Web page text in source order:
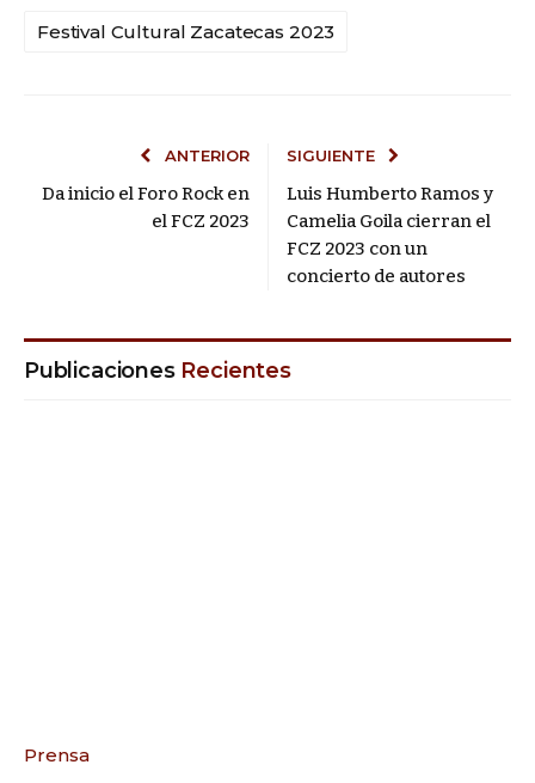
Festival Cultural Zacatecas 2023
ANTERIOR
Da inicio el Foro Rock en
el FCZ 2023
SIGUIENTE
Luis Humberto Ramos y
Camelia Goila cierran el
FCZ 2023 con un
concierto de autores
Publicaciones Recientes
Prensa